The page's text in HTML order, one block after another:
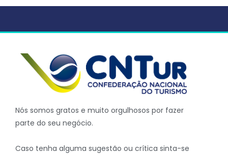
Nós somos gratos e muito orgulhosos por fazer
parte do seu negócio.
Caso tenha alguma sugestão ou crítica sinta-se